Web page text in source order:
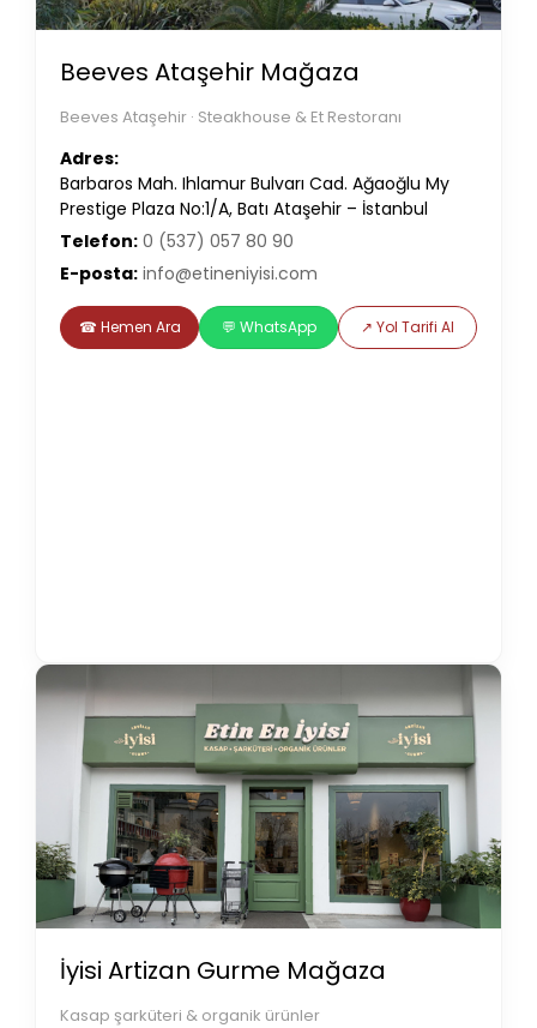
Beeves Ataşehir Mağaza
Beeves Ataşehir · Steakhouse & Et Restoranı
Adres:
Barbaros Mah. Ihlamur Bulvarı Cad. Ağaoğlu My
Prestige Plaza No:1/A, Batı Ataşehir – İstanbul
Telefon: 0 (537) 057 80 90
E-posta: info@etineniyisi.com
☎ Hemen Ara 💬 WhatsApp ↗ Yol Tarifi Al
İyisi Artizan Gurme Mağaza
Kasap şarküteri & organik ürünler